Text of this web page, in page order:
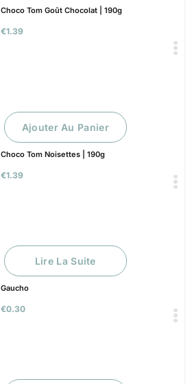
€1.39
Choco Tom Goût Chocolat | 190g
€1.39
Choco Tom Noisettes | 190g
Ajouter Au Panier
€0.30
Gaucho
Lire La Suite